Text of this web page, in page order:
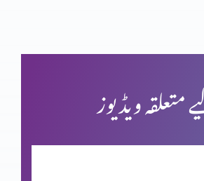
اور حقّانیَّت (حصہ 3)
ویڈیوز